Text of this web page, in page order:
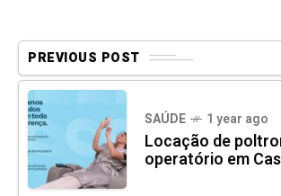
PREVIOUS POST
SAÚDE 1 year ago
Locação de
operatório em